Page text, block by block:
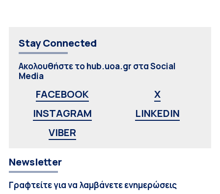
Stay Connected
Ακολουθήστε το hub.uoa.gr στα Social
Media
FACEBOOK
X
INSTAGRAM
LINKEDIN
VIBER
Newsletter
Γραφτείτε για να λαμβάνετε ενημερώσεις